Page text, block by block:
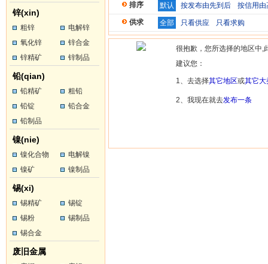
锌(xin)
粗锌
电解锌
氧化锌
锌合金
锌精矿
锌制品
铅(qian)
铅精矿
粗铅
铅锭
铅合金
铅制品
镍(nie)
镍化合物
电解镍
镍矿
镍制品
锡(xi)
锡精矿
锡锭
锡粉
锡制品
锡合金
废旧金属
排序
默认 按发布由先到后
按信用由
供求
全部 只看供应 只看求购
很抱歉，您所选择的地区中,
建议您：
1、去选择其它地区或其它大
2、我现在就去发布一条